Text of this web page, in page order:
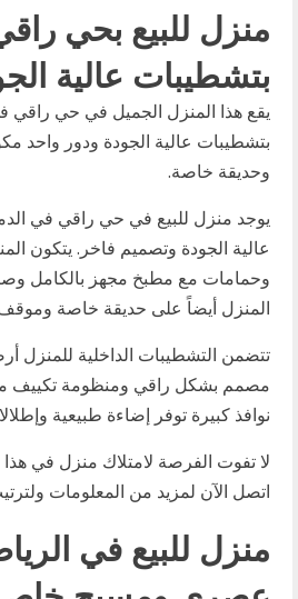
منزل للبيع بحي
بتشطيبات عالية
يقع هذا المنزل الجميل في حي راقي
بتشطيبات عالية الجودة ودور واحد
وحديقة خاصة.
يوجد منزل للبيع في حي راقي في
عالية الجودة وتصميم فاخر. يتكون
وحمامات مع مطبخ مجهز بالكامل
المنزل أيضاً على حديقة خاصة وموقف
تتضمن التشطيبات الداخلية للمنزل
مصمم بشكل راقي ومنظومة تكييف
نوافذ كبيرة توفر إضاءة طبيعية
لا تفوت الفرصة لامتلاك منزل في هذا
اتصل الآن لمزيد من المعلومات
منزل للبيع في